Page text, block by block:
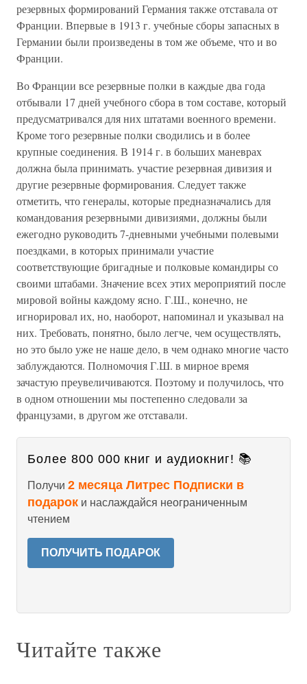
резервных формирований Германия также отставала от
Франции. Впервые в 1913 г. учебные сборы запасных в
Германии были произведены в том же объеме, что и во
Франции.
Во Франции все резервные полки в каждые два года
отбывали 17 дней учебного сбора в том составе, который
предусматривался для них штатами военного времени.
Кроме того резервные полки сводились и в более
крупные соединения. В 1914 г. в больших маневрах
должна была принимать. участие резервная дивизия и
другие резервные формирования. Следует также
отметить, что генералы, которые предназначались для
командования резервными дивизиями, должны были
ежегодно руководить 7-дневными учебными полевыми
поездками, в которых принимали участие
соответствующие бригадные и полковые командиры со
своими штабами. Значение всех этих мероприятий после
мировой войны каждому ясно. Г.Ш., конечно, не
игнорировал их, но, наоборот, напоминал и указывал на
них. Требовать, понятно, было легче, чем осуществлять,
но это было уже не наше дело, в чем однако многие часто
заблуждаются. Полномочия Г.Ш. в мирное время
зачастую преувеличиваются. Поэтому и получилось, что
в одном отношении мы постепенно следовали за
французами, в другом же отставали.
Более 800 000 книг и аудиокниг! 📚
Получи 2 месяца Литрес Подписки в
подарок и наслаждайся неограниченным
чтением
ПОЛУЧИТЬ ПОДАРОК
Читайте также